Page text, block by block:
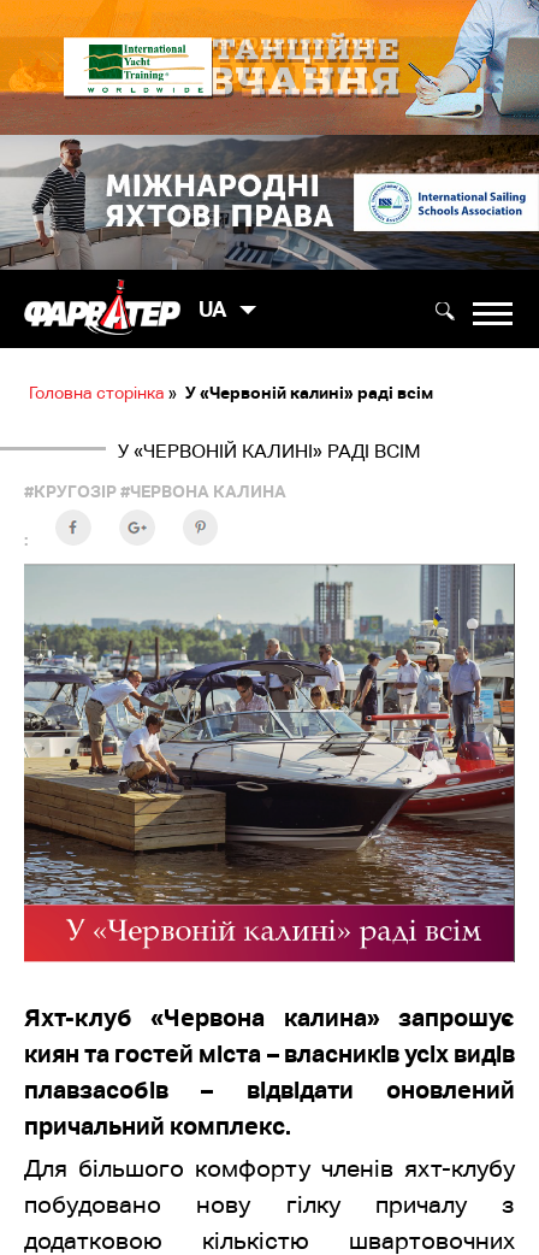
UA
Головна сторінка » У «Червоній калині» раді всім
У «ЧЕРВОНІЙ КАЛИНІ» РАДІ ВСІМ
#КРУГОЗІР#ЧЕРВОНА КАЛИНА
:
Яхт-клуб «Червона калина» запрошує
киян та гостей міста – власників усіх видів
плавзасобів – відвідати оновлений
причальний комплекс.
Для більшого комфорту членів яхт-клубу
побудовано нову гілку причалу з
додатковою кількістю швартовочних